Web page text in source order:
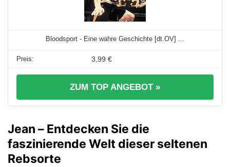
Bloodsport - Eine wahre Geschichte [dt.OV] ...
3,99 €
ZUM TOP ANGEBOT »
Jean – Entdecken Sie die
faszinierende Welt dieser seltenen
Rebsorte